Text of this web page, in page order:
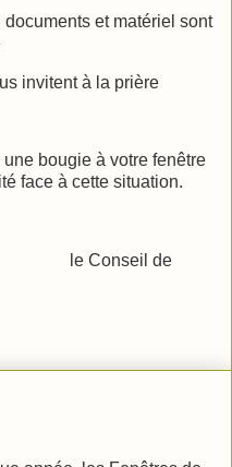
et matériel sont
invitent à la prière
bougie à votre fenêtre
face à cette situation.
le Conseil de